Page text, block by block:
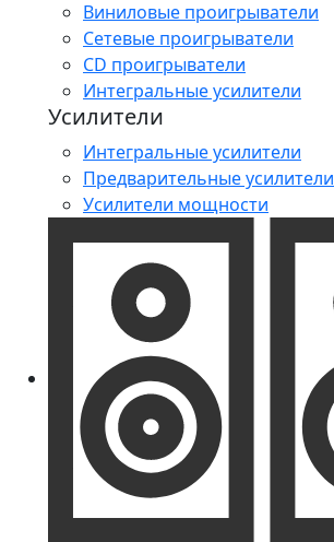
Виниловые проигрыватели
Сетевые проигрыватели
CD проигрыватели
Интегральные усилители
Усилители
Интегральные усилители
Предварительные усилители
Усилители мощности